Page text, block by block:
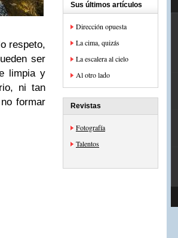
respeto,
ser
limpia y
ni tan
formar
Sus últimos artículos
Dirección opuesta
La cima, quizás
La escalera al cielo
Al otro lado
Revistas
Fotografía
Talentos